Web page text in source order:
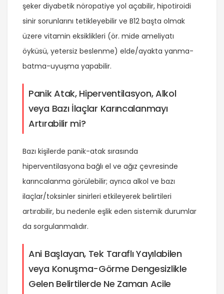
şeker diyabetik nöropatiye yol açabilir, hipotiroidi
sinir sorunlarını tetikleyebilir ve B12 başta olmak
üzere vitamin eksiklikleri (ör. mide ameliyatı
öyküsü, yetersiz beslenme) elde/ayakta yanma-
batma-uyușma yapabilir.
Panik Atak, Hiperventilasyon, Alkol
veya Bazı İlaçlar Karıncalanmayı
Artırabilir mi?
Bazı kişilerde panik-atak sırasında
hiperventilasyona bağlı el ve ağız çevresinde
karıncalanma görülebilir; ayrıca alkol ve bazı
ilaçlar/toksinler sinirleri etkileyerek belirtileri
artırabilir, bu nedenle eşlik eden sistemik durumlar
da sorgulanmalıdır.
Ani Başlayan, Tek Taraflı Yayılabilen
veya Konuşma-Görme Dengesizlikle
Gelen Belirtilerde Ne Zaman Acile